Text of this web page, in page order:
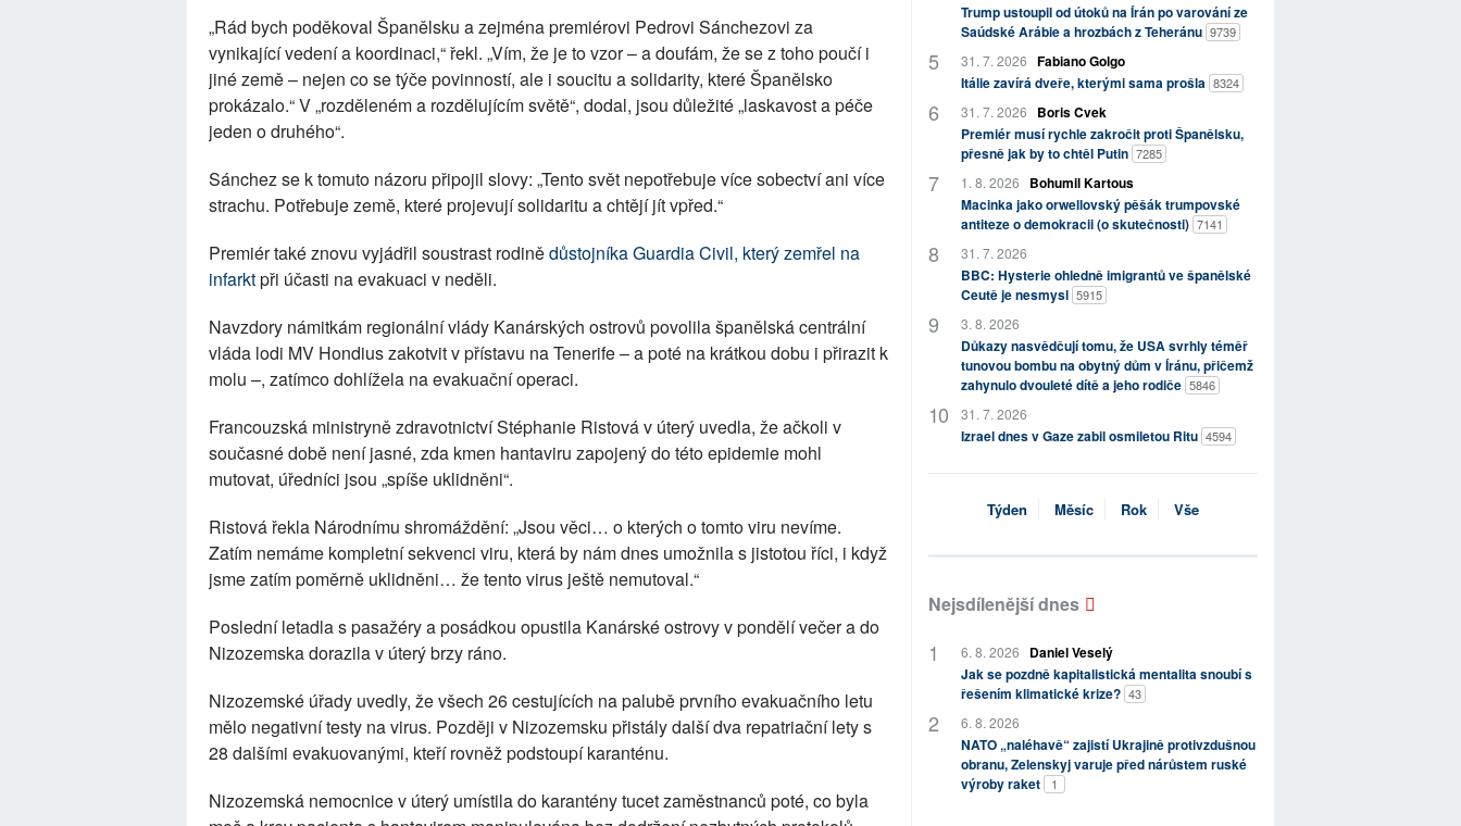
„Rád bych poděkoval Španělsku a zejména premiérovi Pedrovi Sánchezovi za
vynikající vedení a koordinaci,“ řekl. „Vím, že je to vzor – a doufám, že se z toho poučí i
jiné země – nejen co se týče povinností, ale i soucitu a solidarity, které Španělsko
prokázalo.“ V „rozděleném a rozdělujícím světě“, dodal, jsou důležité „laskavost a péče
jeden o druhého“.
Sánchez se k tomuto názoru připojil slovy: „Tento svět nepotřebuje více sobectví ani více
strachu. Potřebuje země, které projevují solidaritu a chtějí jít vpřed.“
Premiér také znovu vyjádřil soustrast rodinědůstojníka Guardia Civil, který zemřel na
infarktpři účasti na evakuaci v neděli.
Navzdory námitkám regionální vlády Kanárských ostrovů povolila španělská centrální
vláda lodi MV Hondius zakotvit v přístavu na Tenerife – a poté na krátkou dobu i přirazit k
molu –, zatímco dohlížela na evakuační operaci.
Francouzská ministryně zdravotnictví Stéphanie Ristová v úterý uvedla, že ačkoli v
současné době není jasné, zda kmen hantaviru zapojený do této epidemie mohl
mutovat, úředníci jsou „spíše uklidněni“.
Ristová řekla Národnímu shromáždění: „Jsou věci… o kterých o tomto viru nevíme.
Zatím nemáme kompletní sekvenci viru, která by nám dnes umožnila s jistotou říci, i když
jsme zatím poměrně uklidněni… že tento virus ještě nemutoval.“
Poslední letadla s pasažéry a posádkou opustila Kanárské ostrovy v pondělí večer a do
Nizozemska dorazila v úterý brzy ráno.
Nizozemské úřady uvedly, že všech 26 cestujících na palubě prvního evakuačního letu
mělo negativní testy na virus. Později v Nizozemsku přistály další dva repatriační lety s
28 dalšími evakuovanými, kteří rovněž podstoupí karanténu.
Nizozemská nemocnice v úterý umístila do karantény tucet zaměstnanců poté, co byla
Trump ustoupil od útoků na Írán po varování ze
Saúdské Arábie a hrozbách z Teheránu 9739
31. 7. 2026 Fabiano Golgo
Itálie zavírá dveře, kterými sama prošla 8324
31. 7. 2026
Boris Cvek
Premiér musí rychle zakročit proti Španělsku,
přesně jak by to chtěl Putin 7285
1. 8. 2026
Bohumil Kartous
Macinka jako orwellovský pěšák trumpovské
antiteze o demokracii (o skutečnosti) 7141
31. 7. 2026
BBC: Hysterie ohledně imigrantů ve španělské
Ceutě je nesmysl 5915
3. 8. 2026
Důkazy nasvědčují tomu, že USA svrhly téměř
tunovou bombu na obytný dům v Íránu, přičemž
zahynulo dvouleté dítě a jeho rodiče 5846
31. 7. 2026
Izrael dnes v Gaze zabil osmiletou Ritu 4594
Týden Měsíc Rok Vše
Nejsdílenější dnes
6. 8. 2026
Daniel Veselý
Jak se pozdně kapitalistická mentalita snoubí s
řešením klimatické krize? 43
6. 8. 2026
NATO „naléhavě“ zajistí Ukrajině protivzdušnou
obranu, Zelenskyj varuje před nárůstem ruské
výroby raket
1